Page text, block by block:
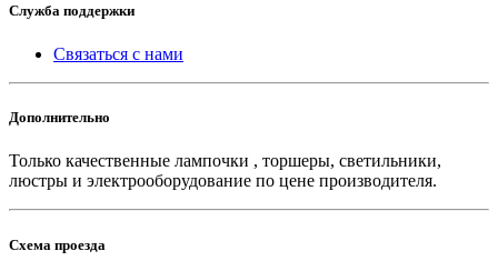
Служба поддержки
Связаться с нами
Дополнительно
Только качественные лампочки , торшеры, светильники,
люстры и электрооборудование по цене производителя.
Схема проезда